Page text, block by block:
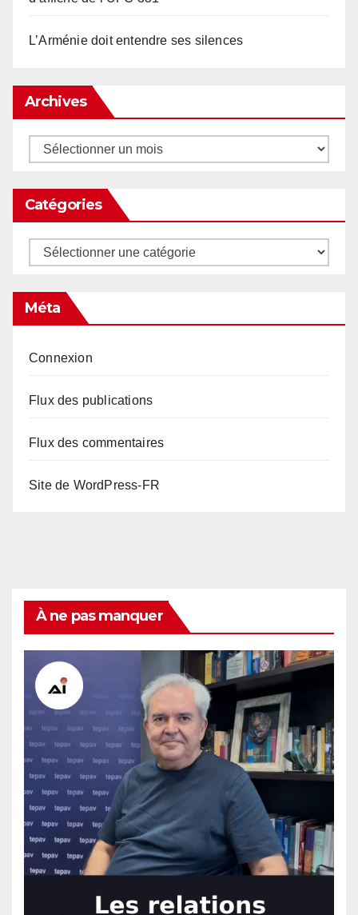
L’Arménie doit entendre ses silences
Archives
Archives
Catégories
Catégories
Méta
Connexion
Flux des publications
Flux des commentaires
Site de WordPress-FR
À ne pas manquer